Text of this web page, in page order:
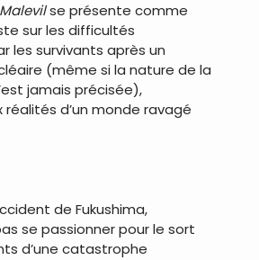
Malevilse présente comme
sur les difficultés
les survivants après un
(même si la nature de la
jamais précisée),
d’un monde ravagé
de Fukushima,
se passionner pour le sort
d’une catastrophe